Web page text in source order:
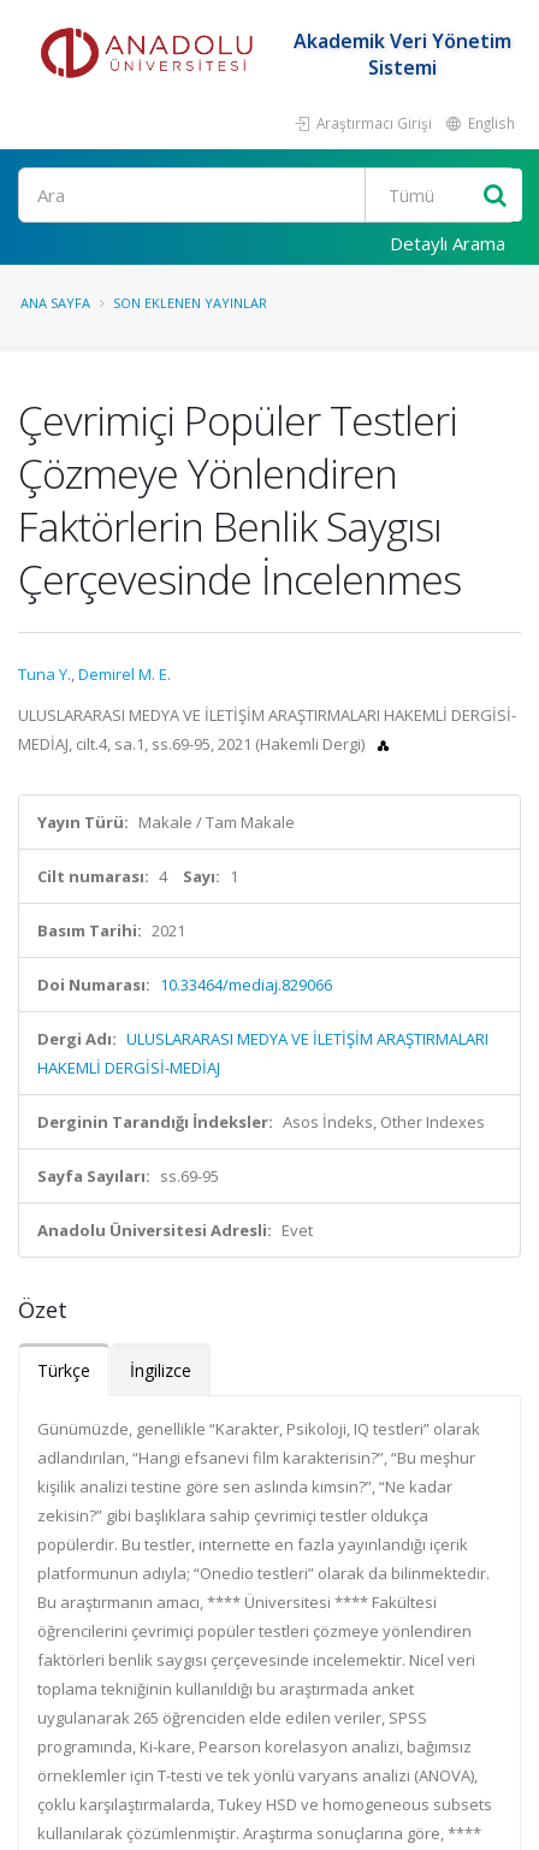
Akademik Veri Yönetim
Sistemi
Araştırmacı Girişi English
Ara
Detaylı Arama
ANA SAYFA SON EKLENEN YAYINLAR
Çevrimiçi Popüler Testleri
Çözmeye Yönlendiren
Faktörlerin Benlik Saygısı
Çerçevesinde İncelenmes
Tuna Y.,Demirel M. E.
ULUSLARARASI MEDYA VE İLETİŞİM ARAŞTIRMALARI HAKEMLİ DERGİSİ-
MEDİAJ, cilt.4, sa.1, ss.69-95, 2021 (Hakemli Dergi)
Yayın Türü: Makale / Tam Makale
Cilt numarası: 4 Sayı: 1
Basım Tarihi: 2021
Doi Numarası: 10.33464/mediaj.829066
Dergi Adı: ULUSLARARASI MEDYA VE İLETİŞİM ARAŞTIRMALARI
HAKEMLİ DERGİSİ-MEDİAJ
Derginin Tarandığı İndeksler: Asos İndeks, Other Indexes
Sayfa Sayıları: ss.69-95
Anadolu Üniversitesi Adresli: Evet
Özet
Türkçe İngilizce
Günümüzde, genellikle “Karakter, Psikoloji, IQ testleri” olarak
adlandırılan, “Hangi efsanevi film karakterisin?”, “Bu meşhur
kişilik analizi testine göre sen aslında kimsin?”, “Ne kadar
zekisin?” gibi başlıklara sahip çevrimiçi testler oldukça
popülerdir. Bu testler, internette en fazla yayınlandığı içerik
platformunun adıyla; “Onedio testleri” olarak da bilinmektedir.
Bu araştırmanın amacı, **** Üniversitesi **** Fakültesi
öğrencilerini çevrimiçi popüler testleri çözmeye yönlendiren
faktörleri benlik saygısı çerçevesinde incelemektir. Nicel veri
toplama tekniğinin kullanıldığı bu araştırmada anket
uygulanarak 265 öğrenciden elde edilen veriler, SPSS
programında, Ki-kare, Pearson korelasyon analizi, bağımsız
örneklemler için T-testi ve tek yönlü varyans analizi (ANOVA),
çoklu karşılaştırmalarda, Tukey HSD ve homogeneous subsets
kullanılarak çözümlenmiştir. Araştırma sonuçlarına göre, ****